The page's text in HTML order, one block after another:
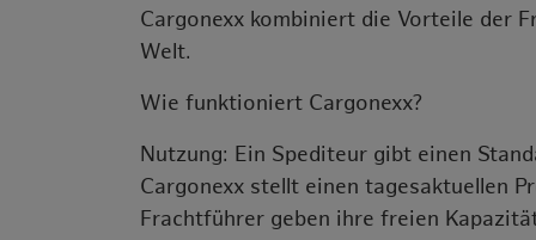
Cargonexx kombiniert die Vorteile der
Welt.
Wie funktioniert Cargonexx?
Nutzung: Ein Spediteur gibt einen
Cargonexx stellt einen tagesaktuellen
Frachtführer geben ihre freien